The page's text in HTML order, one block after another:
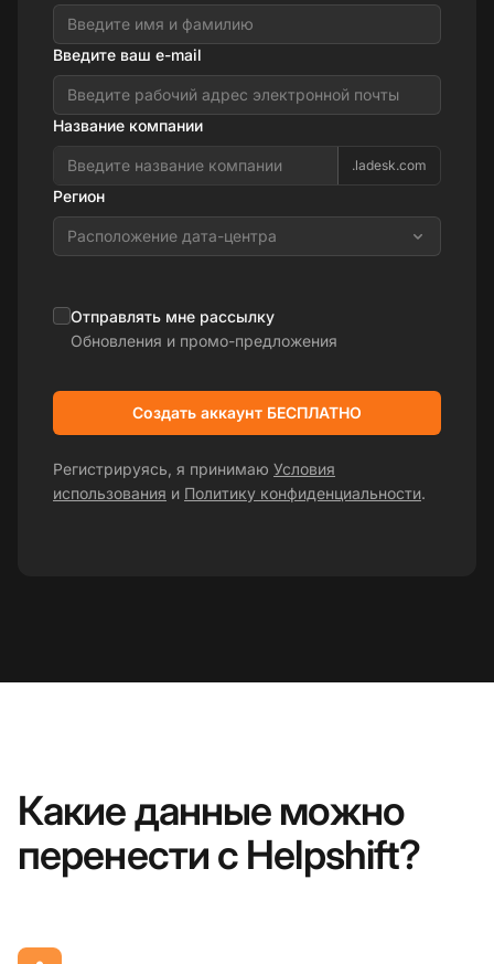
Введите ваш e-mail
Название компании
.ladesk.com
Регион
Расположение дата-центра
Отправлять мне рассылку
Обновления и промо-предложения
Создать аккаунт БЕСПЛАТНО
Регистрируясь, я принимаю Условия
использования и Политику конфиденциальности.
Какие данные можно
перенести с Helpshift?